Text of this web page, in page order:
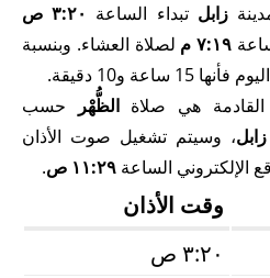
زابل تبداء الساعة ٣:٢٠ ص
٧:١٩ م
لصلاة العشاء. وبنسبة
و10 دقيقة.
القادمة هي صلاةالظُّهْر
حسب
زابل، وسيتم تشغيل صوت الأذان
الإلكتروني الساعة ١١:٢٩ ص .
وقت الأذان
٣:٢٠ ص